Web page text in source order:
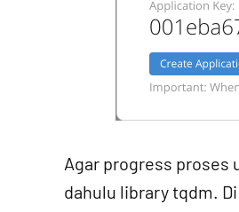
Agar progress proses
dahulu library tqdm.